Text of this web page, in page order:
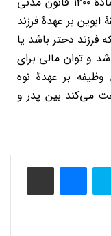
ابوین بر عهدۀ فرزند
دختر باشد یا
و توان مالی برای
وظیفه بر عهدۀ نوه
می‌کند بین پدر و